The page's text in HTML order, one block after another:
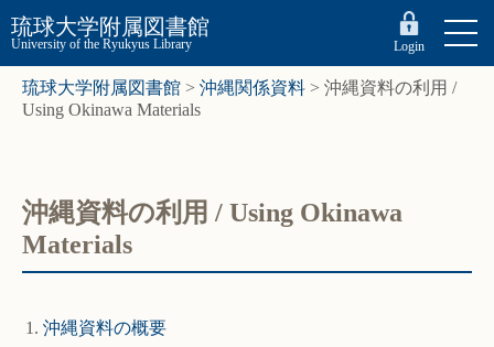
琉球大学附属図書館
University of the Ryukyus Library Login
琉球大学附属図書館 > 沖縄関係資料 > 沖縄資料の利用 /
Using Okinawa Materials
沖縄資料の利用 / Using Okinawa
Materials
沖縄資料の概要